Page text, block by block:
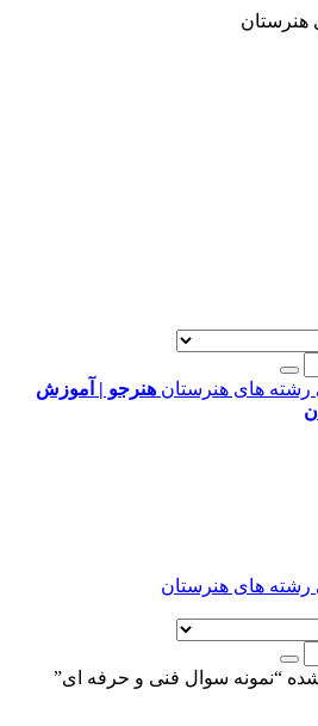
هنرجو | آموزش
“نمونه سوال فنی و حرفه ای”